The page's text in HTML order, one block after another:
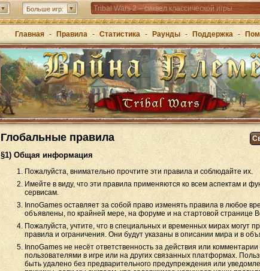
Больше игр: Tribal Wars 2 – сиквел классической игры
Forge of Empires – стратегия через эпохи
Grepolis – постройте свою империю в Древней
Греции
Главная - Правила - Статистика - Раунды - Поддержка -
Глобальные правила
§1) Общая информация
Пожалуйста, внимательно прочтите эти правила и соблюдайте их.
Имейте в виду, что эти правила применяются ко всем аспектам и
сервисам.
InnoGames оставляет за собой право изменять правила в любое
объявлены, по крайней мере, на форуме и на стартовой странице
Пожалуйста, учтите, что в специальных и временных мирах могут
правила и ограничения. Они будут указаны в описании мира и в
InnoGames не несёт ответственность за действия или
пользователями в игре или на других связанных платформах.
быть удалено без предварительного предупреждения или